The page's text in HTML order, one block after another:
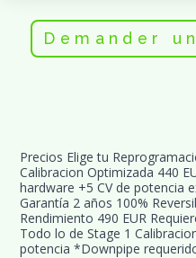
Demander
Precios Elige tu
Calibracion Optimizada 440
hardware +5 CV de potencia
Garantía 2 años 100%
Rendimiento 490 EUR
Todo lo de Stage 1
potencia *Downpipe